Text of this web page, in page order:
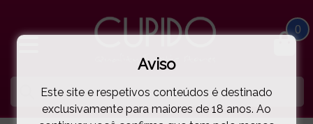
0
Aviso
Este site e respetivos conteúdos é destinado
exclusivamente para maiores de 18 anos. Ao